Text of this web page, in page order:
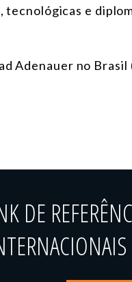
tecnológicas e
Adenauer no Brasil
DE